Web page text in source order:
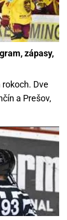
zápasy,
Dve
a Prešov,